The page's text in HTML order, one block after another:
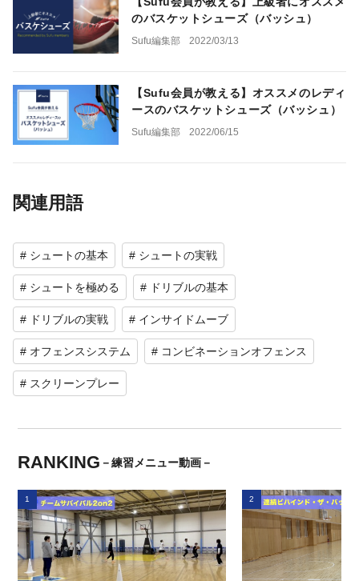
のバスケットシューズ（バッシュ）
Sufu編集部 2022/03/13
【Sufu会員が教える】オススメのレディ
ースのバスケットシューズ（バッシュ）
Sufu編集部 2022/06/15
関連用語
# シュートの基本 # シュートの実戦
# シュートを極める # ドリブルの基本
# ドリブルの実戦 # インサイドムーブ
# オフェンスシステム # コンビネーションオフェンス
# スクリーンプレー
RANKING －練習メニュー動画－
1 2